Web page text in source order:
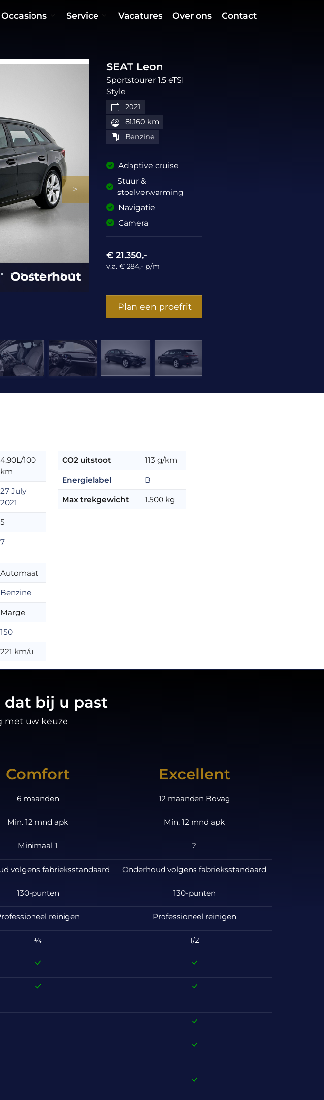
Occasions Service Vacatures Over ons Contact
SEAT Leon
Sportstourer 1.5 eTSI
Style
2021
81.160 km
Benzine
Adaptive cruise
Stuur &
stoelverwarming
Navigatie
Camera
€ 21.350,-
v.a. € 284,- p/m
Plan een proefrit
4,90L/100
km
27 July
2021
5
7
Automaat
Benzine
Marge
150
221 km/u
CO2 uitstoot 113 g/km
Energielabel B
Max trekgewicht 1.500 kg
dat bij u past
met uw keuze
Comfort Excellent
6 maanden 12 maanden Bovag
Min. 12 mnd apk Min. 12 mnd apk
Minimaal 1 2
volgens fabrieksstandaard Onderhoud volgens fabrieksstandaard
130-punten 130-punten
reinigen Professioneel reinigen
¼ 1/2